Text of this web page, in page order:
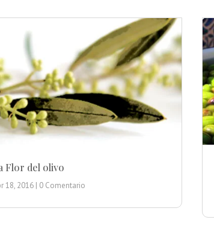
Flor del olivo
18, 2016| 0 Comentario